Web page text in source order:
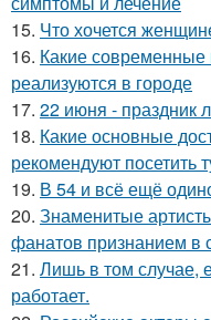
15. Что хочется
16. Какие современные
реализуются в городе
17. 22 июня - праздник
18. Какие основные
рекомендуют посетить
19. В 54 и всё ещё
20. Знаменитые
фанатов признанием в
21. Лишь в том случае,
работает.